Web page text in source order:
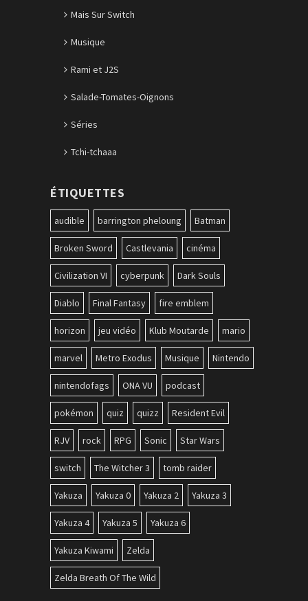
Mais Sur Switch
Musique
Rami et J2S
Salade-Tomates-Oignons
Séries
Tchi-tchaaa
ÉTIQUETTES
audible barrington pheloung Batman
Broken Sword Castlevania cinéma
Civilization VI cyberpunk Dark Souls
Diablo Final Fantasy fire emblem
horizon jeu vidéo Klub Moutarde mario
marvel Metro Exodus Musique Nintendo
nintendofags ONA VU podcast
pokémon quiz quizz Resident Evil
RJV rock RPG Sonic Star Wars
switch The Witcher 3 tomb raider
Yakuza Yakuza 0 Yakuza 2 Yakuza 3
Yakuza 4 Yakuza 5 Yakuza 6
Yakuza Kiwami Zelda
Zelda Breath Of The Wild